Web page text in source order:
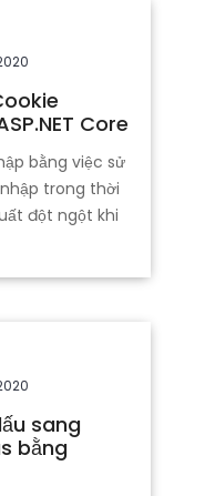
Core
bằng việc sử
trong thời
đột ngột khi
sang
bằng